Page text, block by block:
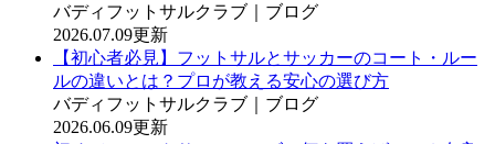
バディフットサルクラブ｜ブログ
2026.07.09更新
【初心者必見】フットサルとサッカーのコート・ルー
ルの違いとは？プロが教える安心の選び方
バディフットサルクラブ｜ブログ
2026.06.09更新